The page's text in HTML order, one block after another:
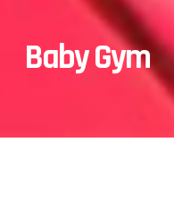
Baby Gym